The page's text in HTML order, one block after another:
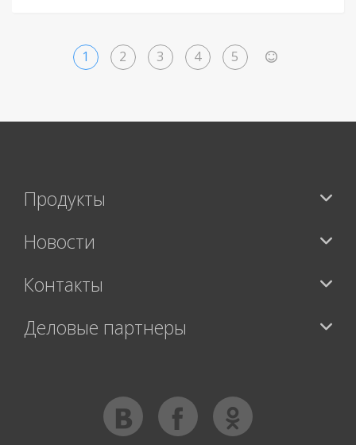
1 2 3 4 5
Продукты
Новости
Контакты
Деловые партнеры